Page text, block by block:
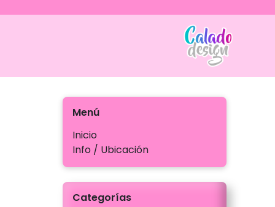
Menú
Inicio
Info / Ubicación
Categorías